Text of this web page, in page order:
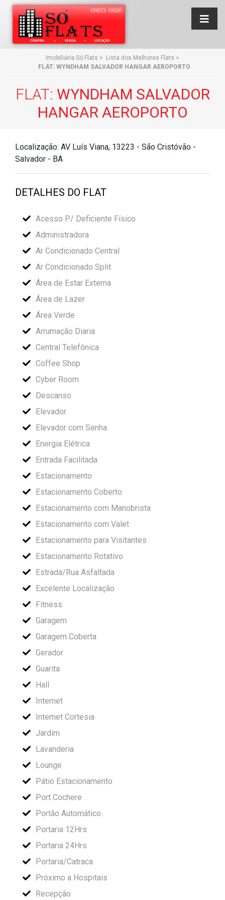
Imobiliária Só Flats > Lista dos Melhores Flats >
FLAT: WYNDHAM SALVADOR HANGAR AEROPORTO
FLAT: WYNDHAM SALVADOR
HANGAR AEROPORTO
Localização: AV Luís Viana, 13223 - São Cristóvão -
Salvador - BA
DETALHES DO FLAT
Acesso P/ Deficiente Físico
Administradora
Ar Condicionado Central
Ar Condicionado Split
Área de Estar Externa
Área de Lazer
Área Verde
Arrumação Diaria
Central Telefônica
Coffee Shop
Cyber Room
Descanso
Elevador
Elevador com Senha
Energia Elétrica
Entrada Facilitada
Estacionamento
Estacionamento Coberto
Estacionamento com Manobrista
Estacionamento com Valet
Estacionamento para Visitantes
Estacionamento Rotativo
Estrada/Rua Asfaltada
Excelente Localização
Fitness
Garagem
Garagem Coberta
Gerador
Guarita
Hall
Internet
Internet Cortesia
Jardim
Lavanderia
Lounge
Pátio Estacionamento
Port Cochere
Portão Automático
Portaria 12Hrs
Portaria 24Hrs
Portaria/Catraca
Próximo a Hospitais
Recepção